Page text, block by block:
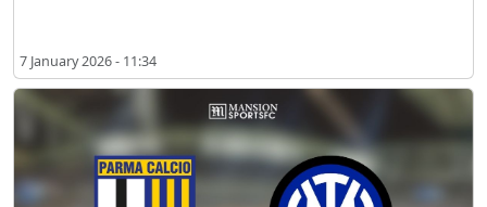
7 January 2026 - 11:34